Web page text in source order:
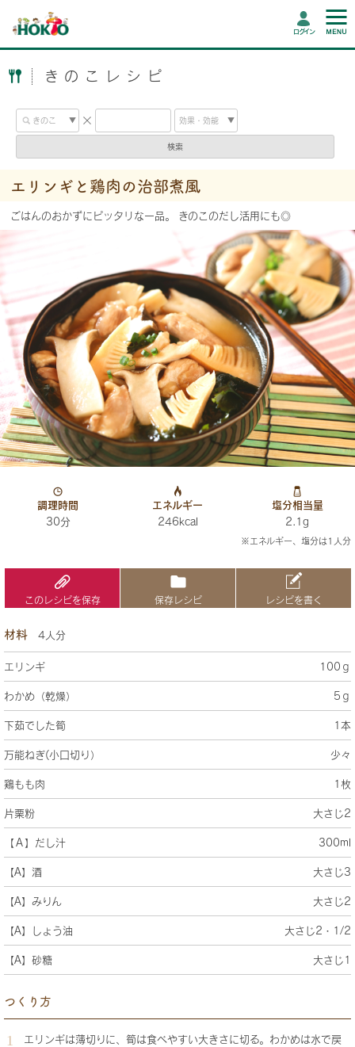
ログイン
きのこレシピ
検索
エリンギと鶏肉の治部煮風
ごはんのおかずにピッタリな一品。 きのこのだし活用にも◎
調理時間
30分
エネルギー
246kcal
塩分相当量
2.1g
※エネルギー、塩分は1人分
このレシピを保存 保存レシピ レシピを書く
材料 4人分
エリンギ 100ｇ
わかめ（乾燥） 5ｇ
下茹でした筍 1本
万能ねぎ(小口切り） 少々
鶏もも肉 1枚
片栗粉 大さじ2
【Ａ】だし汁 300ml
【A】酒 大さじ3
【A】みりん 大さじ2
【A】しょう油 大さじ2・1/2
【A】砂糖 大さじ1
つくり方
エリンギは薄切りに、筍は食べやすい大きさに切る。わかめは水で戻